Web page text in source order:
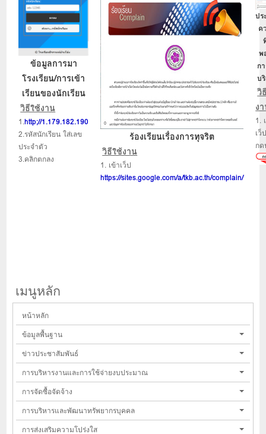
ข้อมูลการมา
โรงเรียน/การเข้า
เรียนของนักเรียน
วิธีใช้งาน
1.http;//1.179.182.190
2.รหัสนักเรียน ใส่เลข
ประจำตัว
3.คลิกตกลง
ร้องเรียนเรื่องการทุจริต
วิธีใช้งาน
1. เข้าเว็ป
https://sites.google.com/a/tkb.ac.th/complain/
ปร
ค
พ
ก
บ
วิ
ง
1.
เว็
ก
เมนูหลัก
หน้าหลัก
ข้อมูลพื้นฐาน
ข่าวประชาสัมพันธ์
การบริหารงานและการใช้จ่ายงบประมาณ
การจัดซื้อจัดจ้าง
การบริหารและพัฒนาทรัพยากรบุคคล
การส่งเสริมความโปร่งใส